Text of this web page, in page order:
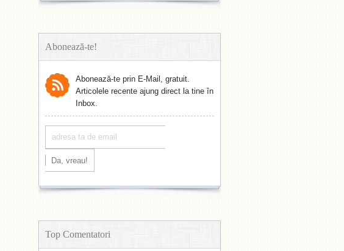
Abonează-te!
Abonează-te prin E-Mail, gratuit.
Articolele recente ajung direct la tine în
Inbox.
Top Comentatori